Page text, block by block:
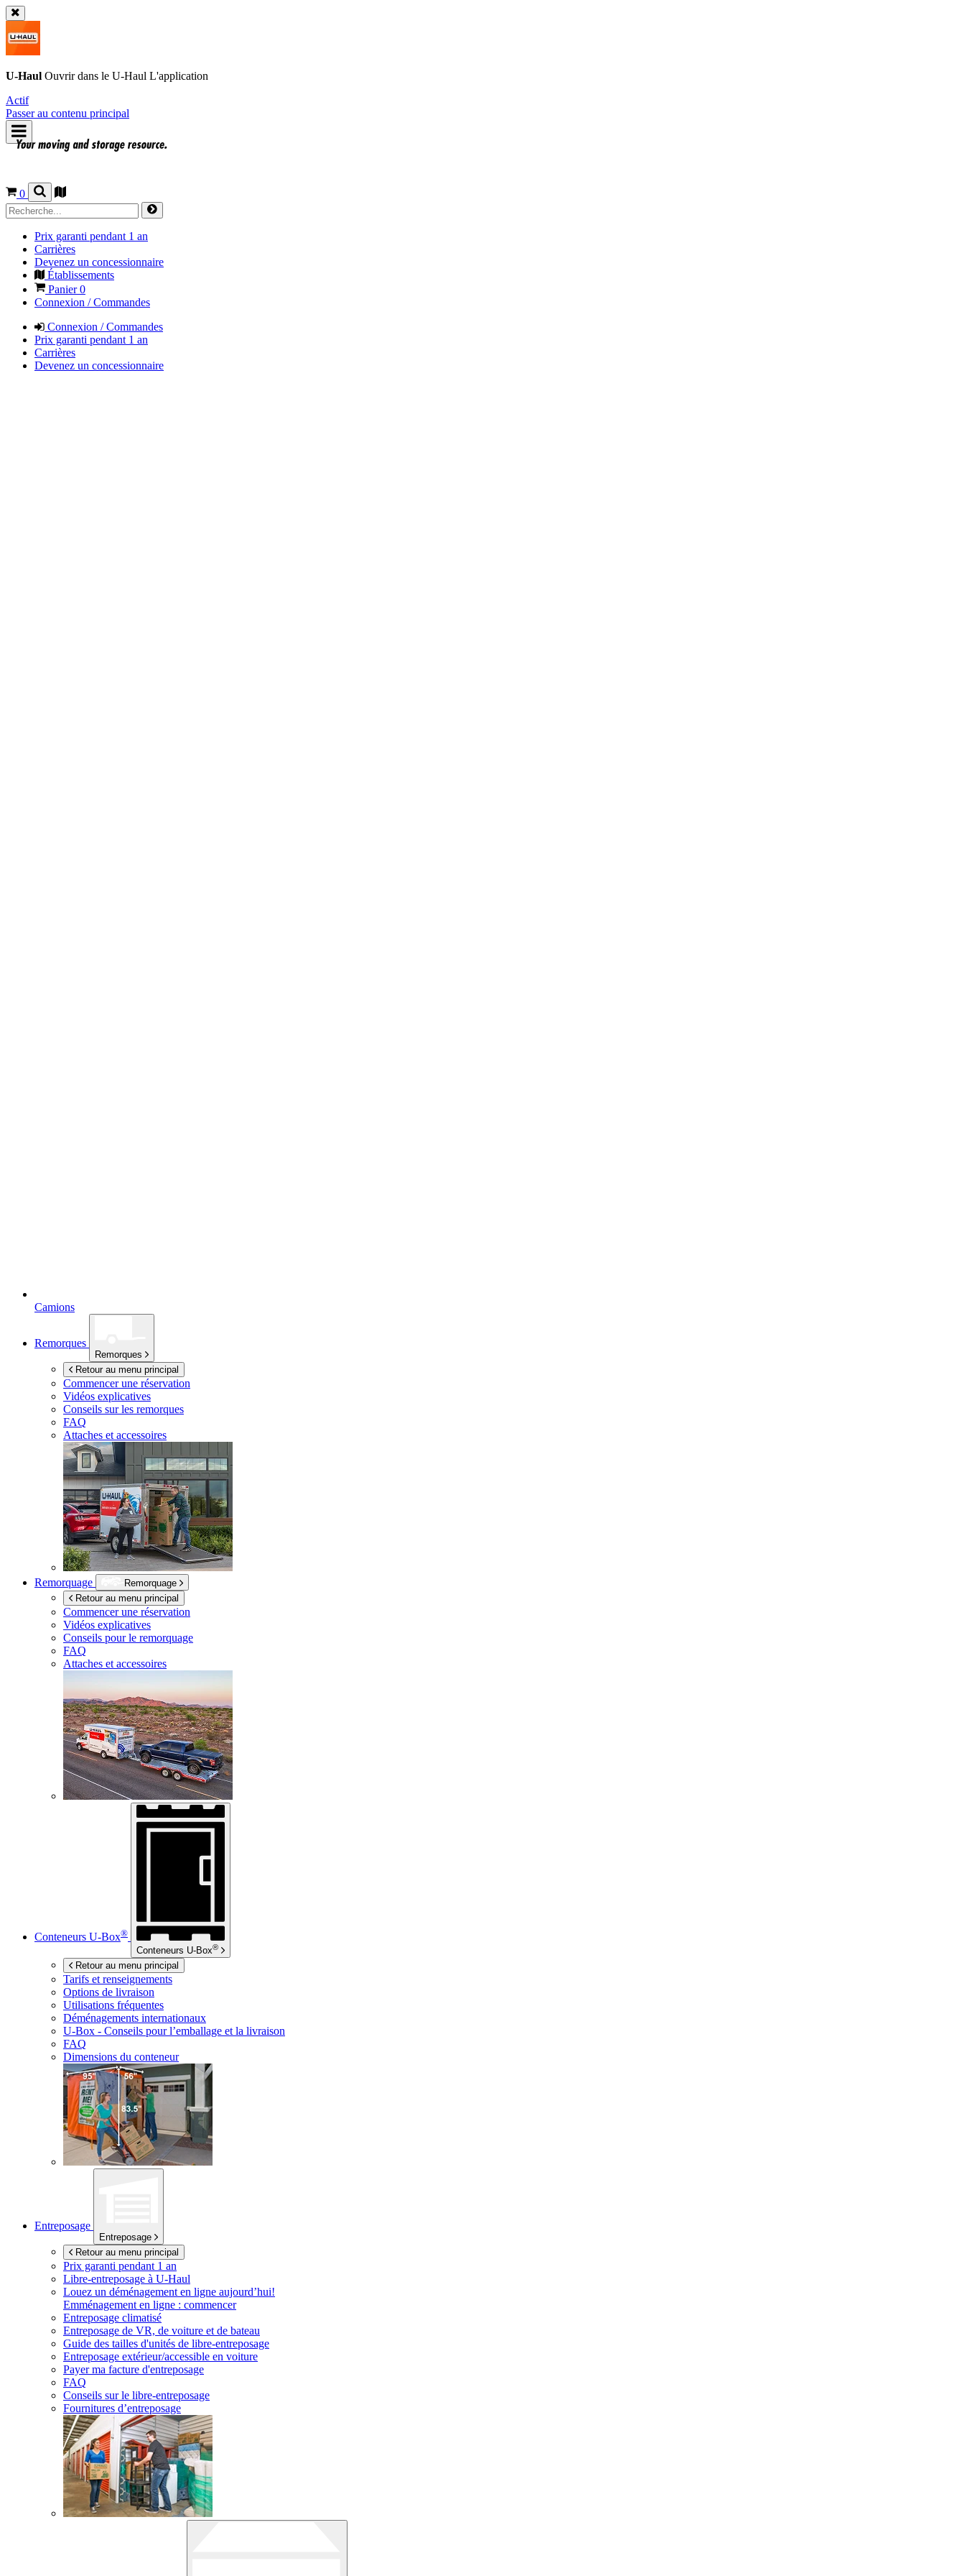
U-Haul Ouvrir dans le U-Haul L'application
Actif
Passer au contenu principal
0
Prix garanti pendant 1 an
Carrières
Devenez un concessionnaire
Établissements
Panier0
Connexion / Commandes
Connexion / Commandes
Prix garanti pendant 1 an
Carrières
Devenez un concessionnaire
Camions
Remorques
Remorques
Retour au menu principal
Commencer une réservation
Vidéos explicatives
Conseils sur les remorques
FAQ
Attaches et accessoires
Remorquage
Remorquage
Retour au menu principal
Commencer une réservation
Vidéos explicatives
Conseils pour le remorquage
FAQ
Attaches et accessoires
Conteneurs U-Box®
Conteneurs U-Box®
Retour au menu principal
Tarifs et renseignements
Options de livraison
Utilisations fréquentes
Déménagements internationaux
U-Box - Conseils pour l’emballage et la livraison
FAQ
Dimensions du conteneur
Entreposage
Entreposage
Retour au menu principal
Prix garanti pendant 1 an
Libre-entreposage à U-Haul
Louez un déménagement en ligne aujourd’hui!
Emménagement en ligne : commencer
Entreposage climatisé
Entreposage de VR, de voiture et de bateau
Guide des tailles d'unités de libre-entreposage
Entreposage extérieur/accessible en voiture
Payer ma facture d'entreposage
FAQ
Conseils sur le libre-entreposage
Fournitures d’entreposage